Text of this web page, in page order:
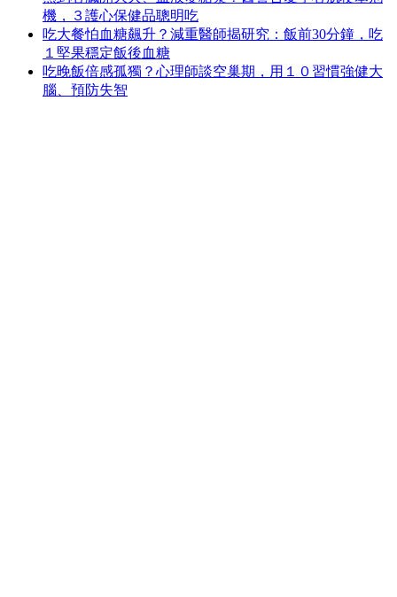
機，３護心保健品聰明吃
吃大餐怕血糖飆升？減重醫師揭研究：飯前30分鐘，吃
１堅果穩定飯後血糖
吃晚飯倍感孤獨？心理師談空巢期，用１０習慣強健大
腦、預防失智